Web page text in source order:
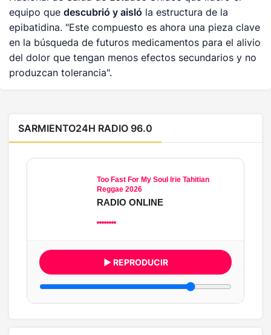
equipo quedescubrió y aisló la estructura de la
epibatidina. "Este compuesto es ahora una pieza clave
en la búsqueda de futuros medicamentos para el alivio
del dolor que tengan menos efectos secundarios y no
produzcan tolerancia".
SARMIENTO24H RADIO 96.0
Too Fast For My Soul Irie Tahitian
Reggae 2026
RADIO ONLINE
▶ REPRODUCIR